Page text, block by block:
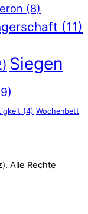
(8)
(11)
Siegen
(4) Wochenbett
Alle Rechte